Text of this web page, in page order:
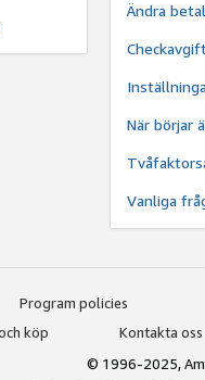
Ändra
När börjar
Vanliga
Program policies
köp
Kontakta oss
© 1996-2025,